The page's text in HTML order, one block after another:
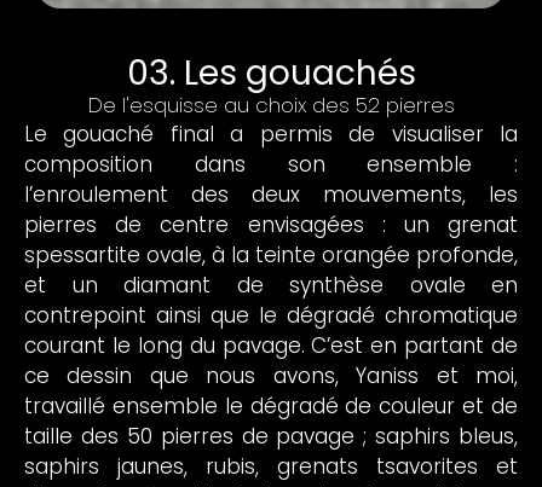
03. Les gouachés
De l'esquisse au choix des 52 pierres
Le gouaché final a permis de visualiser la
composition dans son ensemble :
l’enroulement des deux mouvements, les
pierres de centre envisagées : un grenat
spessartite ovale, à la teinte orangée profonde,
et un diamant de synthèse ovale en
contrepoint ainsi que le dégradé chromatique
courant le long du pavage. C’est en partant de
ce dessin que nous avons, Yaniss et moi,
travaillé ensemble le dégradé de couleur et de
taille des 50 pierres de pavage ; saphirs bleus,
saphirs jaunes, rubis, grenats tsavorites et